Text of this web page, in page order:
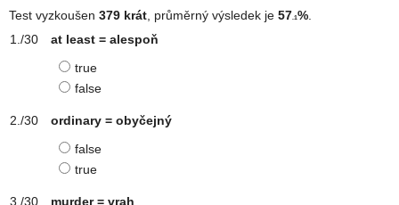
Test vyzkoušen 379 krát , průměrný výsledek je 57 .1 %
at least = alespoň
true
false
ordinary = obyčejný
false
true
murder = vrah